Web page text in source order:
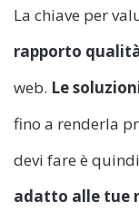
La chiave per
rapporto
web. Le
fino a renderla
devi fare è quindi
adatto alle tue